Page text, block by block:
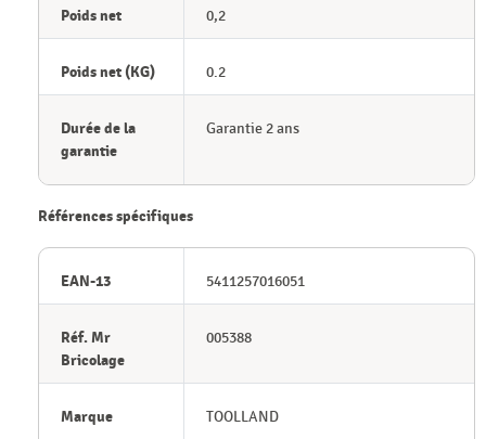
Poids net 0,2
Poids net (KG) 0.2
Durée de la
garantie
Garantie 2 ans
Références spécifiques
EAN-13 5411257016051
Réf. Mr
Bricolage
005388
Marque TOOLLAND